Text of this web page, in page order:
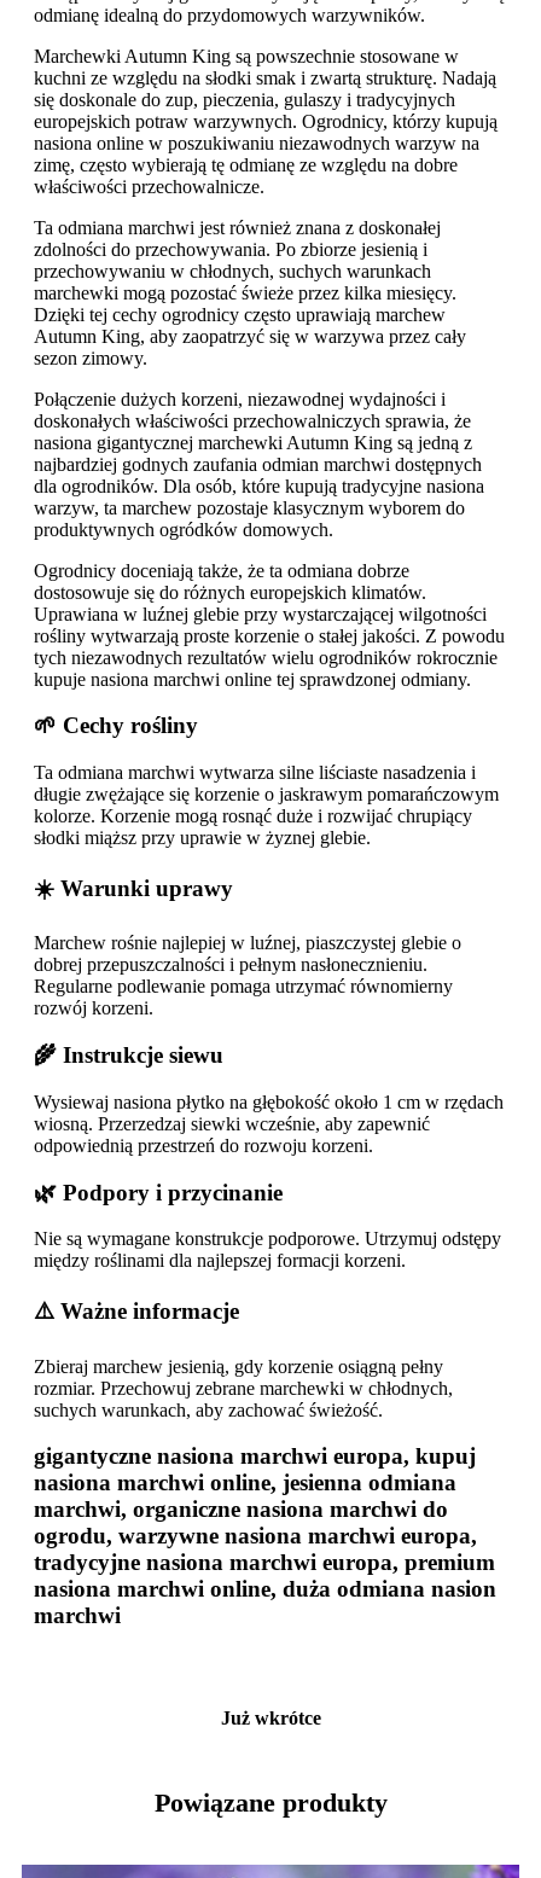
odmianę idealną do przydomowych warzywników.
Marchewki Autumn King są powszechnie stosowane w
kuchni ze względu na słodki smak i zwartą strukturę. Nadają
się doskonale do zup, pieczenia, gulaszy i tradycyjnych
europejskich potraw warzywnych. Ogrodnicy, którzy kupują
nasiona online w poszukiwaniu niezawodnych warzyw na
zimę, często wybierają tę odmianę ze względu na dobre
właściwości przechowalnicze.
Ta odmiana marchwi jest również znana z doskonałej
zdolności do przechowywania. Po zbiorze jesienią i
przechowywaniu w chłodnych, suchych warunkach
marchewki mogą pozostać świeże przez kilka miesięcy.
Dzięki tej cechy ogrodnicy często uprawiają marchew
Autumn King, aby zaopatrzyć się w warzywa przez cały
sezon zimowy.
Połączenie dużych korzeni, niezawodnej wydajności i
doskonałych właściwości przechowalniczych sprawia, że
nasiona gigantycznej marchewki Autumn King są jedną z
najbardziej godnych zaufania odmian marchwi dostępnych
dla ogrodników. Dla osób, które kupują tradycyjne nasiona
warzyw, ta marchew pozostaje klasycznym wyborem do
produktywnych ogródków domowych.
Ogrodnicy doceniają także, że ta odmiana dobrze
dostosowuje się do różnych europejskich klimatów.
Uprawiana w luźnej glebie przy wystarczającej wilgotności
rośliny wytwarzają proste korzenie o stałej jakości. Z powodu
tych niezawodnych rezultatów wielu ogrodników rokrocznie
kupuje nasiona marchwi online tej sprawdzonej odmiany.
🌱 Cechy rośliny
Ta odmiana marchwi wytwarza silne liściaste nasadzenia i
długie zwężające się korzenie o jaskrawym pomarańczowym
kolorze. Korzenie mogą rosnąć duże i rozwijać chrupiący
słodki miąższ przy uprawie w żyznej glebie.
☀️ Warunki uprawy
Marchew rośnie najlepiej w luźnej, piaszczystej glebie o
dobrej przepuszczalności i pełnym nasłonecznieniu.
Regularne podlewanie pomaga utrzymać równomierny
rozwój korzeni.
🌾 Instrukcje siewu
Wysiewaj nasiona płytko na głębokość około 1 cm w rzędach
wiosną. Przerzedzaj siewki wcześnie, aby zapewnić
odpowiednią przestrzeń do rozwoju korzeni.
🌿 Podpory i przycinanie
Nie są wymagane konstrukcje podporowe. Utrzymuj odstępy
między roślinami dla najlepszej formacji korzeni.
⚠️ Ważne informacje
Zbieraj marchew jesienią, gdy korzenie osiągną pełny
rozmiar. Przechowuj zebrane marchewki w chłodnych,
suchych warunkach, aby zachować świeżość.
gigantyczne nasiona marchwi europa, kupuj
nasiona marchwi online, jesienna odmiana
marchwi, organiczne nasiona marchwi do
ogrodu, warzywne nasiona marchwi europa,
tradycyjne nasiona marchwi europa, premium
nasiona marchwi online, duża odmiana nasion
marchwi
Już wkrótce
Powiązane produkty